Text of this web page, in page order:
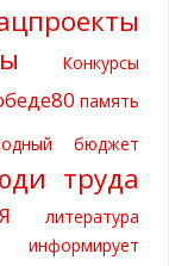
Конкурсы
память
бюджет
труда
литература